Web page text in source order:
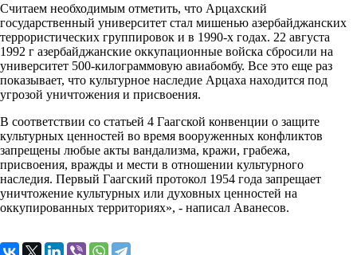
Считаем необходимым отметить, что Арцахский
государственный университет стал мишенью азербайджанских
террористических группировок и в 1990-х годах. 22 августа
1992 г азербайджанские оккупационные войска сбросили на
университет 500-килограммовую авиабомбу. Все это еще раз
показывает, что культурное наследие Арцаха находится под
угрозой уничтожения и присвоения.
В соответствии со статьей 4 Гаагской конвенции о защите
культурных ценностей во время вооруженных конфликтов
запрещены любые акты вандализма, кражи, грабежа,
присвоения, вражды и мести в отношении культурного
наследия. Первый Гаагский протокол 1954 года запрещает
уничтожение культурных или духовных ценностей на
оккупированных территориях», - написал Аванесов.